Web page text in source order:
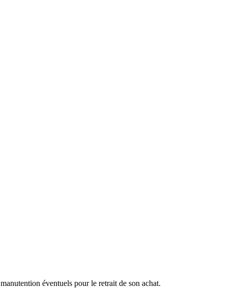
éventuels pour le retrait de son achat.